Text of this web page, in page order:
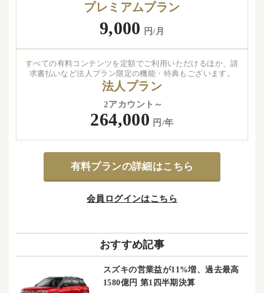
プレミアムプラン
9,000 円/月
すべての有料コンテンツを定額でご利用いただけるほか、請
求書払いなど法人プラン限定の機能・特典もございます。
法人プラン
2アカウント～
264,000 円/年
有料プランの詳細はこちら
会員ログインはこちら
おすすめ記事
スズキの営業益が11%増、過去最高
1580億円 第1四半期決算